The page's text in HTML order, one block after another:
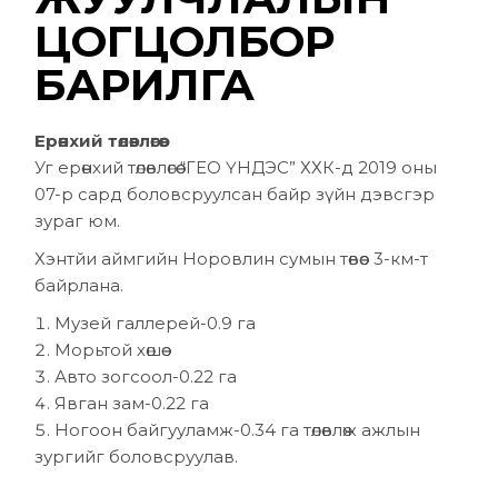
ЦОГЦОЛБОР
БАРИЛГА
Ерөнхий төлөвлөгөө:
Уг ерөнхий төлөвлөгөө “ГЕО ҮНДЭС” ХХК-д 2019 оны
07-р сард боловсруулсан байр зүйн дэвсгэр
зураг юм.
Хэнтйи аймгийн Норовлин сумын төвөөс 3-км-т
байрлана.
Музей галлерей-0.9 га
Морьтой хөшөө
Авто зогсоол-0.22 га
Явган зам-0.22 га
Ногоон байгууламж-0.34 га төлөвлөж ажлын
зургийг боловсруулав.